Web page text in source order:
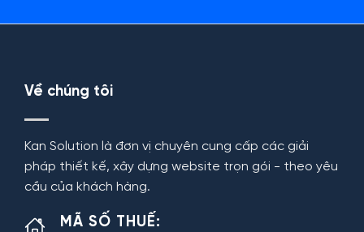
Về chúng tôi
Kan Solution là đơn vị chuyên cung cấp các giải
pháp thiết kế, xây dựng website trọn gói - theo yêu
cầu của khách hàng.
MÃ SỐ THUẾ: